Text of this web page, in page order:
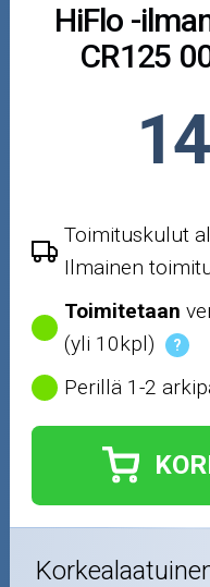
Öljyt ja kemikaalit
Työkalut
Outlet-tuotteet
HiFlo -
CR125
Toimituskulut
Ilmainen
Toimitetaan
(yli 10kpl)
?
Perillä 1-2